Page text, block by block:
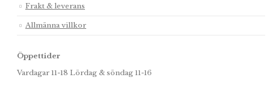
Frakt & leverans
Allmänna villkor
Öppettider
Vardagar 11-18 Lördag & söndag 11-16